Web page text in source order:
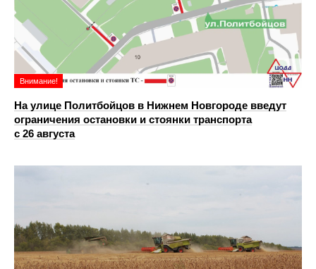
Внимание!
На улице Политбойцов в Нижнем Новгороде введут
ограничения остановки и стоянки транспорта
с 26 августа